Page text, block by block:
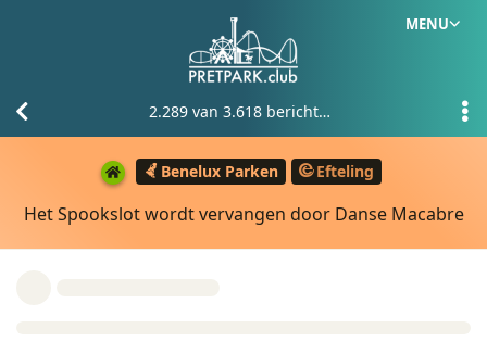
MENU
Benelux Parken Efteling
Het Spookslot wordt vervangen door Danse Macabre
2.289 van 3.618 berichten